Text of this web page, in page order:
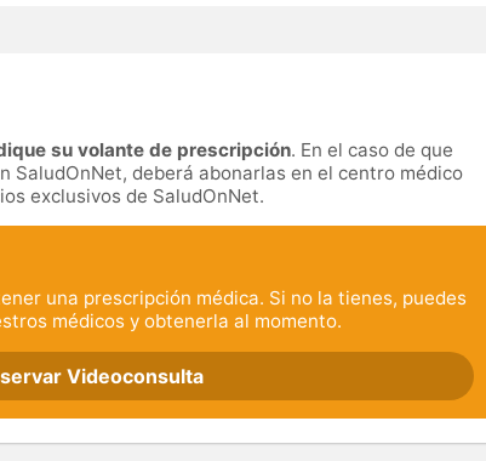
su volante de prescripción. En el caso de que
SaludOnNet, deberá abonarlas en el centro médico
exclusivos de SaludOnNet.
una prescripción médica. Si no la tienes, puedes
médicos y obtenerla al momento.
Videoconsulta